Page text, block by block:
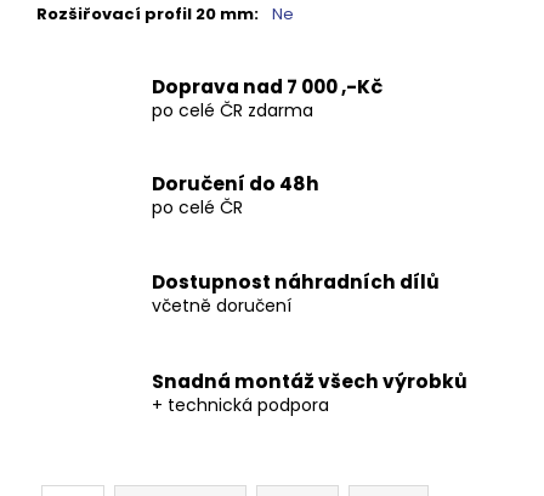
Rozšiřovací profil 20 mm: Ne
Doprava nad 7 000 ,-Kč
po celé ČR zdarma
Doručení do 48h
po celé ČR
Dostupnost náhradních dílů
včetně doručení
Snadná montáž všech výrobků
+ technická podpora